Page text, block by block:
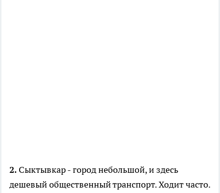
2. Сыктывкар - город небольшой, и здесь
дешевый общественный транспорт. Ходит часто.